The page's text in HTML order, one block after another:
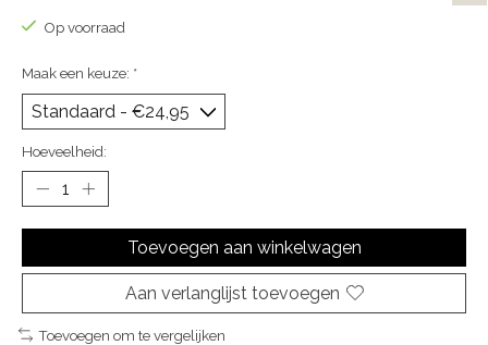
Op voorraad
Maak een keuze: *
Hoeveelheid:
Toevoegen aan winkelwagen
Aan verlanglijst toevoegen
Toevoegen om te vergelijken